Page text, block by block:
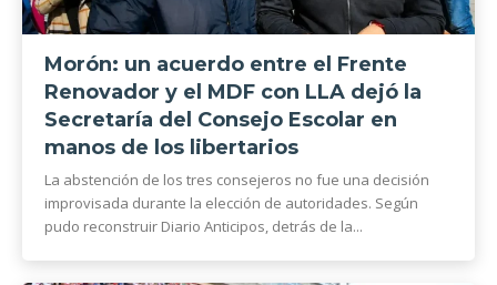
Morón: un acuerdo entre el Frente
Renovador y el MDF con LLA dejó la
Secretaría del Consejo Escolar en
manos de los libertarios
La abstención de los tres consejeros no fue una decisión
improvisada durante la elección de autoridades. Según
pudo reconstruir Diario Anticipos, detrás de la...